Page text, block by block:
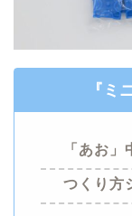
『ミ
「あお」
つくり方